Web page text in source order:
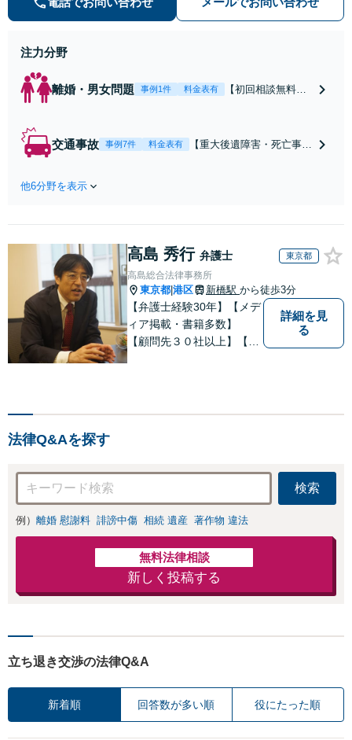
不安が和らぐとともに、問題解決の
注力分野
離婚・男女問題 事例1件 料金表有
【初回相談無料】
条件で離婚ができ
績あり」子の引渡
し・認知・親子関
もご相談下さい
【子連れ相談可】
交通事故 事例7件 料金表有
【重大後遺障害・死亡事案
談無料】【電話・オンライ
応・納得できる解決を」
「刑事裁判のニーズにも対
応」【休日・夜間相談可】
他6分野を表示
高島 秀行 弁護士 東京都
高島総合法律事務所
東京都 港区 新橋駅 から徒歩3分
【弁護士経験30年】【メデ
ィア掲載・書籍多数】
【顧問先３０社以上】【相
詳細を見
る
法律Q&Aを探す
検索
例） 離婚 慰謝料 誹謗中傷 相続 遺産 著作物 違法
無料法律相談
新しく投稿する
立ち退き交渉の法律Q&A
新着順 回答数が多い順 役にたった順